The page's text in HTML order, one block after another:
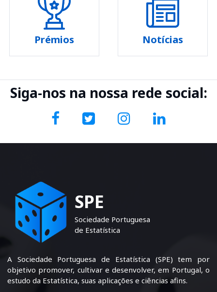
Prémios Notícias
Siga-nos na nossa rede social:
SPE
Sociedade Portuguesa
de Estatística
A Sociedade Portuguesa de Estatística (SPE) tem por
objetivo promover, cultivar e desenvolver, em Portugal, o
estudo da Estatística, suas aplicações e ciências afins.